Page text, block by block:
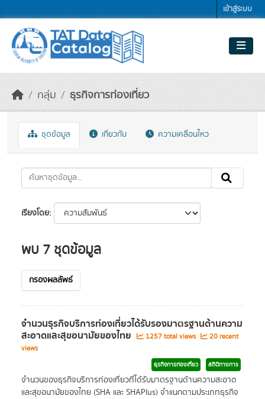
เข้าสู่ระบบ
กลุ่ม ธุรกิจการท่องเที่ยว
ชุดข้อมูล เกี่ยวกับ ความเคลื่อนไหว
เรียงโดย
พบ 7 ชุดข้อมูล
กรองผลลัพธ์
จำนวนธุรกิจบริการท่องเที่ยวได้รับรองมาตรฐานด้านความ
สะอาดและสุขอนามัยของไทย 1257 total views
20 recent
views
ธุรกิจการท่องเที่ยว สถิติทางการ
จำนวนของธุรกิจบริการท่องเที่ยวที่ได้รับมาตรฐานด้านความสะอาด
และสุขอนามัยของไทย (SHA และ SHAPlus) จำแนกตามประเภทธุรกิจ